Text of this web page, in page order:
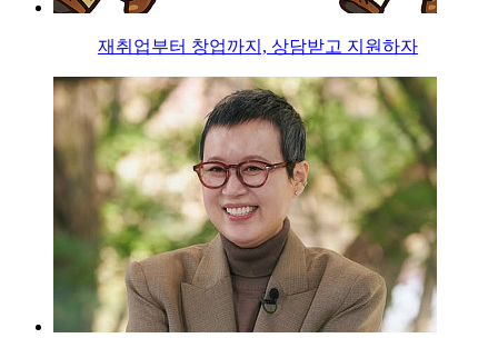
재취업부터 창업까지, 상담받고 지원하자